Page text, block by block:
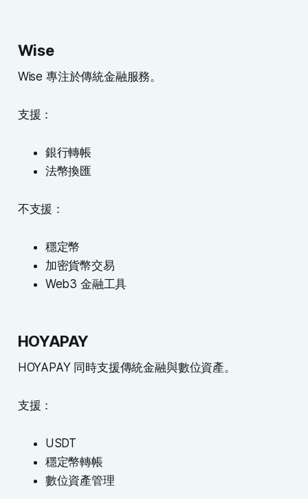
Wise
Wise 專注於傳統金融服務。
支援：
銀行轉帳
法幣換匯
不支援：
穩定幣
加密貨幣交易
Web3 金融工具
HOYAPAY
HOYAPAY 同時支援傳統金融與數位資產。
支援：
USDT
穩定幣轉帳
數位資產管理